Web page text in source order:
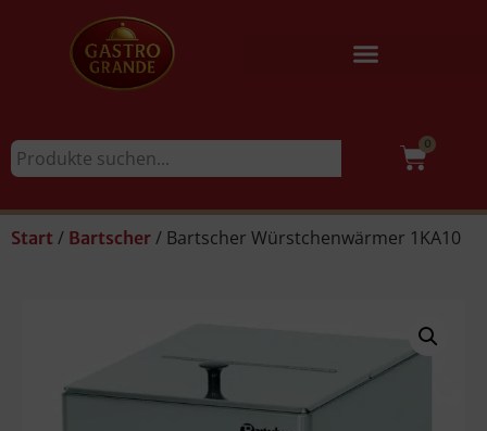
0
Start / Bartscher / Bartscher Würstchenwärmer 1KA10